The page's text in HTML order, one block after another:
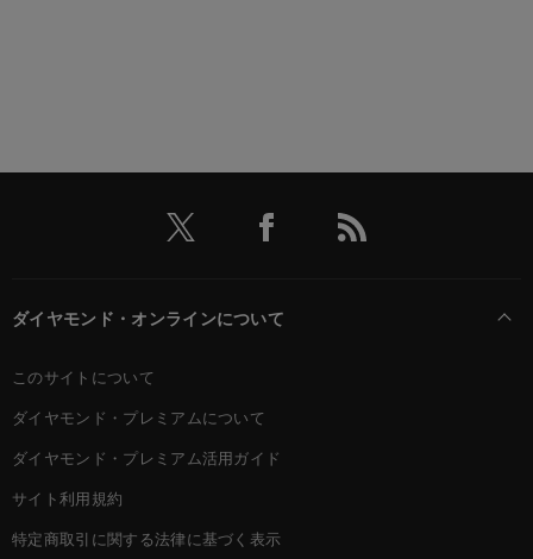
ダイヤモンド・オンラインについて
このサイトについて
ダイヤモンド・プレミアムについて
ダイヤモンド・プレミアム活用ガイド
サイト利用規約
特定商取引に関する法律に基づく表示